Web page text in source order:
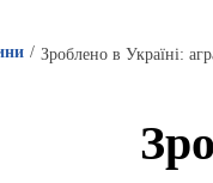
Зроблено в Україні: